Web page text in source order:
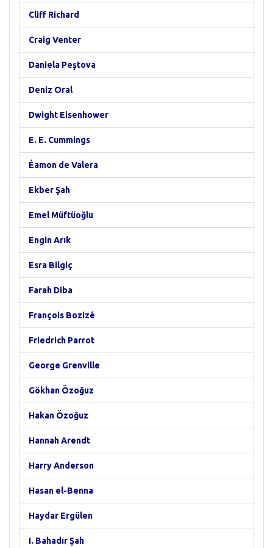
Cliff Richard
Craig Venter
Daniela Peştova
Deniz Oral
Dwight Eisenhower
E. E. Cummings
Éamon de Valera
Ekber Şah
Emel Müftüoğlu
Engin Arık
Esra Bilgiç
Farah Diba
François Bozizé
Friedrich Parrot
George Grenville
Gökhan Özoğuz
Hakan Özoğuz
Hannah Arendt
Harry Anderson
Hasan el-Benna
Haydar Ergülen
I. Bahadır Şah